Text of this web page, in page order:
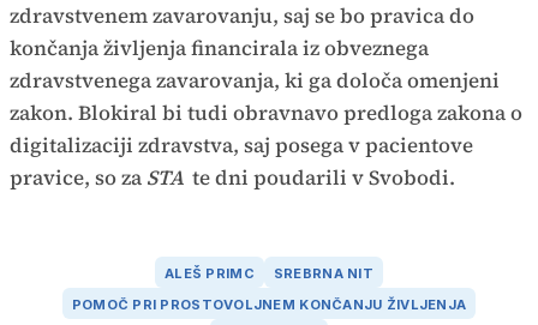
zdravstvenem zavarovanju, saj se bo pravica do
končanja življenja financirala iz obveznega
zdravstvenega zavarovanja, ki ga določa omenjeni
zakon. Blokiral bi tudi obravnavo predloga zakona o
digitalizaciji zdravstva, saj posega v pacientove
pravice, so za STA te dni poudarili v Svobodi.
ALEŠ PRIMC
SREBRNA NIT
POMOČ PRI PROSTOVOLJNEM KONČANJU ŽIVLJENJA